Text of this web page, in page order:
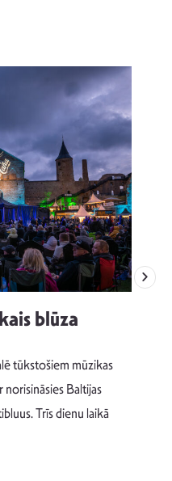
blūza
tūkstošiem mūzikas
norisināsies Baltijas
Trīs dienu laikā